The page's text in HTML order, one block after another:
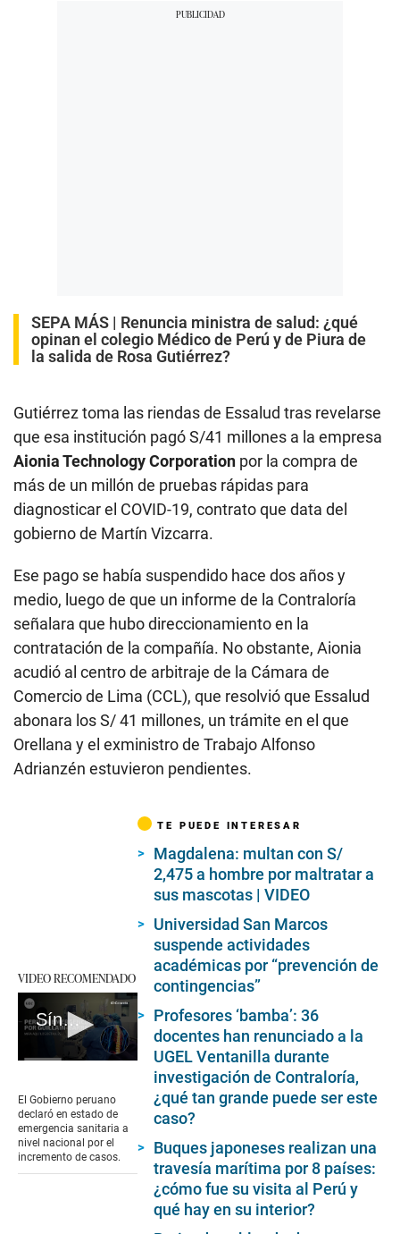
SEPA MÁS | Renuncia ministra de salud: ¿qué
opinan el colegio Médico de Perú y de Piura de
la salida de Rosa Gutiérrez?
Gutiérrez toma las riendas de Essalud tras revelarse
que esa institución pagó S/41 millones a la empresa
Aionia Technology Corporation por la compra de
más de un millón de pruebas rápidas para
diagnosticar el COVID-19, contrato que data del
gobierno de Martín Vizcarra.
Ese pago se había suspendido hace dos años y
medio, luego de que un informe de la Contraloría
señalara que hubo direccionamiento en la
contratación de la compañía. No obstante, Aionia
acudió al centro de arbitraje de la Cámara de
Comercio de Lima (CCL), que resolvió que Essalud
abonara los S/ 41 millones, un trámite en el que
Orellana y el exministro de Trabajo Alfonso
Adrianzén estuvieron pendientes.
VIDEO RECOMENDADO
Síndrome de Guillain-Barre: ¿qué es y cómo se contrae?
of
4
minutes,
22
seconds
El Gobierno peruano
declaró en estado de
emergencia sanitaria a
nivel nacional por el
incremento de casos.
TE PUEDE INTERESAR
Magdalena: multan con S/
2,475 a hombre por maltratar a
sus mascotas | VIDEO
Universidad San Marcos
suspende actividades
académicas por “prevención de
contingencias”
Profesores ‘bamba’: 36
docentes han renunciado a la
UGEL Ventanilla durante
investigación de Contraloría,
¿qué tan grande puede ser este
caso?
Buques japoneses realizan una
travesía marítima por 8 países:
¿cómo fue su visita al Perú y
qué hay en su interior?